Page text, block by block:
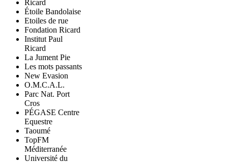
Étoile Bandolaise
Etoiles de rue
Fondation Ricard
Institut Paul
Ricard
La Jument Pie
Les mots passants
New Evasion
O.M.C.A.L.
Parc Nat. Port
Cros
PÉGASE Centre
Equestre
Taoumé
TopFM
Méditerranée
Université du